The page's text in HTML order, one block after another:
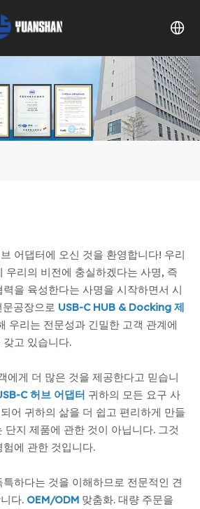
어댑터에 오신 것을 환영합니다! 우리
우리의 비전에 충실하겠다는 사명, 즉
을 육성한다는 사명을 시작하면서 시
공장으로 USB-C HUB & Docking 제
우리는 전문성과 긴밀한 고객 관계에
고 있습니다.
게 더 많은 것을 제공한다고 믿습니
C 허브 어댑터 귀하의 모든 요구 사
어 귀하의 삶을 더 쉽고 편리하게 만들
단지 제품에 관한 것이 아닙니다. 그것
에 관한 것입니다.
하다는 것을 이해하므로 전문적인 견
다. OEM/ODM 맞춤화. 대량 주문을